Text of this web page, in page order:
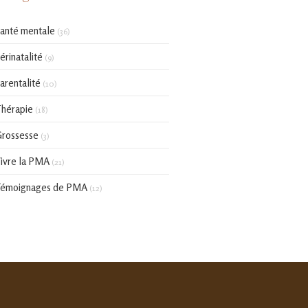
mentale (36)
(9)
(10)
(18)
(3)
la PMA (21)
de PMA (12)